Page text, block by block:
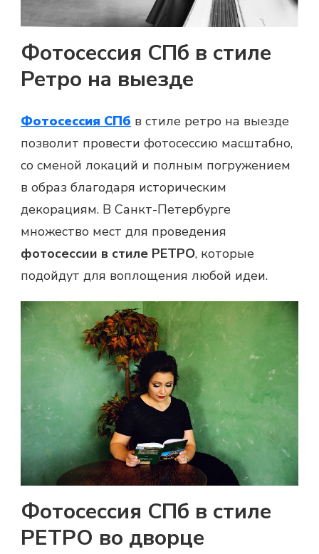
Фотосессия СПб в стиле
Ретро на выезде
Фотосессия СПб в стиле ретро на выезде
позволит провести фотосессию масштабно,
со сменой локаций и полным погружением
в образ благодаря историческим
декорациям. В Санкт-Петербурге
множество мест для проведения
фотосессии в стиле РЕТРО, которые
подойдут для воплощения любой идеи.
Фотосессия СПб в стиле
РЕТРО во дворце